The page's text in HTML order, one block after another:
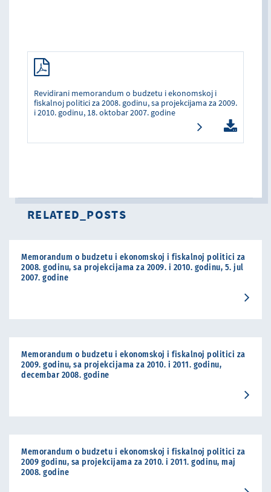
Revidirani memorandum o budzetu i ekonomskoj i
fiskalnoj politici za 2008. godinu, sa projekcijama za 2009.
i 2010. godinu, 18. oktobar 2007. godine
RELATED_POSTS
Memorandum o budzetu i ekonomskoj i fiskalnoj politici za
2008. godinu, sa projekcijama za 2009. i 2010. godinu, 5. jul
2007. godine
Memorandum o budzetu i ekonomskoj i fiskalnoj politici za
2009. godinu, sa projekcijama za 2010. i 2011. godinu,
decembar 2008. godine
Memorandum o budzetu i ekonomskoj i fiskalnoj politici za
2009 godinu, sa projekcijama za 2010. i 2011. godinu, maj
2008. godine